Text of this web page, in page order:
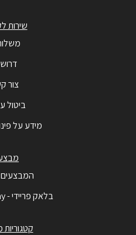
שירות
צור
ביטול
מידע על
בלאק פריידי - Black Friday
קטגוריות